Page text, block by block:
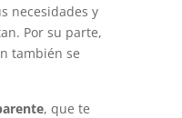
necesidades y
Por su parte,
también se
, que te